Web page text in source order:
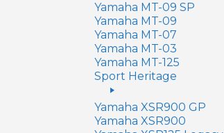
Yamaha MT-09 SP
Yamaha MT-09
Yamaha MT-07
Yamaha MT-03
Yamaha MT-125
Sport Heritage
Yamaha XSR900 GP
Yamaha XSR900